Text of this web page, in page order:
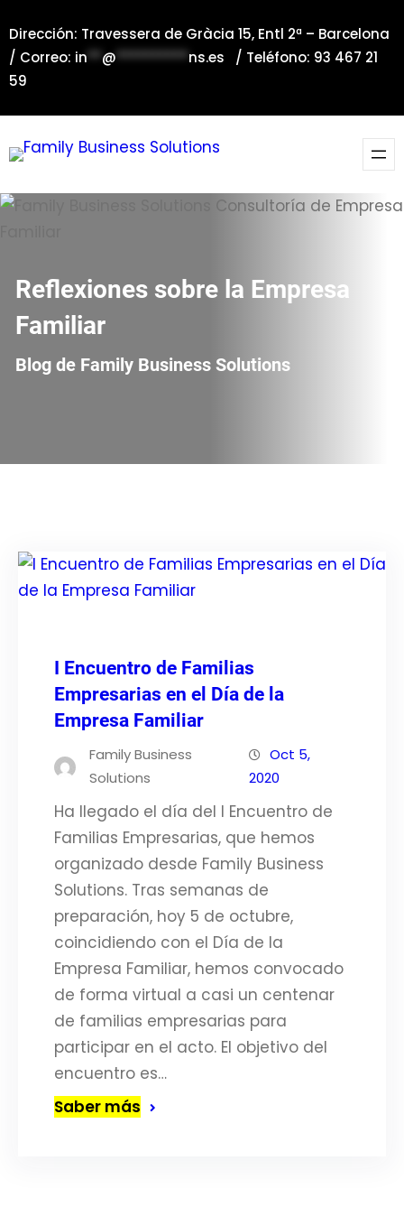
al
contenido
Dirección: Travessera de Gràcia 15, Entl 2ª – Barcelona
/ Correo: in**@**********ns.es / Teléfono: 93 467 21
59
Reflexiones sobre la Empresa
Familiar
Blog de Family Business Solutions
I Encuentro de Familias
Empresarias en el Día de la
Empresa Familiar
Family Business
Solutions
Oct 5,
2020
Ha llegado el día del I Encuentro de
Familias Empresarias, que hemos
organizado desde Family Business
Solutions. Tras semanas de
preparación, hoy 5 de octubre,
coincidiendo con el Día de la
Empresa Familiar, hemos convocado
de forma virtual a casi un centenar
de familias empresarias para
participar en el acto. El objetivo del
encuentro es…
Saber más